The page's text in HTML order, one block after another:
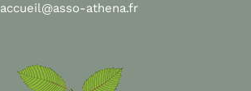
accueil@asso-athena.fr